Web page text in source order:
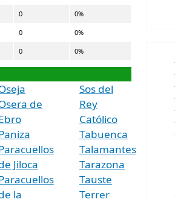
0 0%
0 0%
0 0%
de
Jiloca
la
Sos del
Rey
Católico
Tabuenca
Talamantes
Tarazona
Tauste
Terrer